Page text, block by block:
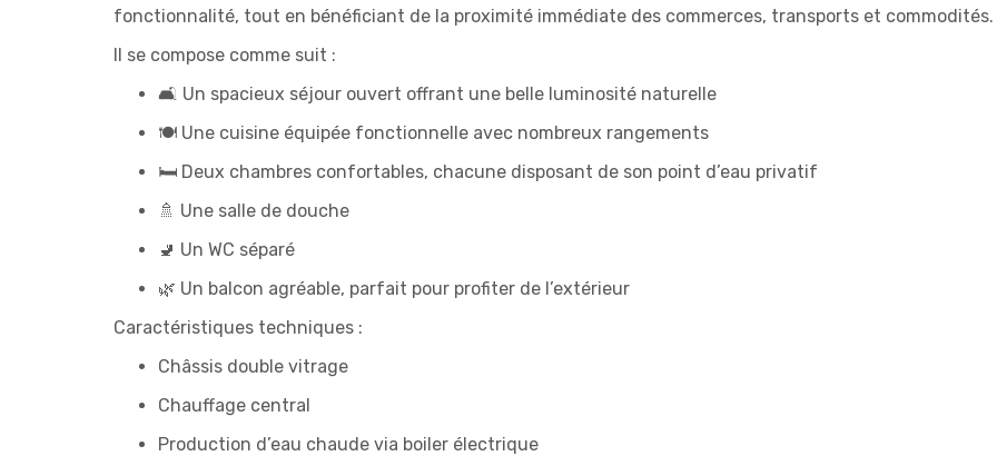
fonctionnalité, tout en bénéficiant de la proximité immédiate des commerces, transports et commodités.
Il se compose comme suit :
🛋️ Un spacieux séjour ouvert offrant une belle luminosité naturelle
🍽️ Une cuisine équipée fonctionnelle avec nombreux rangements
🛏️ Deux chambres confortables, chacune disposant de son point d’eau privatif
🚿 Une salle de douche
🚽 Un WC séparé
🌿 Un balcon agréable, parfait pour profiter de l’extérieur
Caractéristiques techniques :
Châssis double vitrage
Chauffage central
Production d’eau chaude via boiler électrique